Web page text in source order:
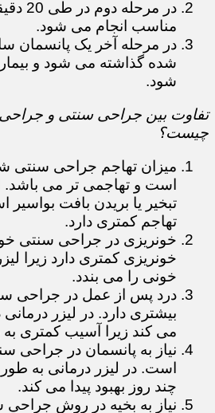
در
مناسب انجام می شود.
در مرحله آخر یک پانسمان
شده گذاشته می شود و
شود.
تفاوت بین جراحی سنتی و جراحی
چیست؟
میزان تهاجم جراحی سنتی
است و تهاجمی تر می باشد.
تبخیر یا بریدن بافت
تهاجم کمتری دارد.
خونریزی در جراحی سنتی
خونریزی کمتری دارد زیرا
خونی را می بندد.
درد پس از عمل در جراحی
بیشتری دارد. در لیزر
می کند زیرا آسیب کمتری
نیاز به پانسمان در جراحی
است. در لیزر درمانی به
چند روز بهبود پیدا می کند.
نیاز به بخیه در روش